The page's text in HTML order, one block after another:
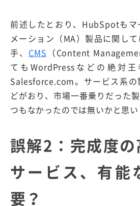
前述したとおり、HubSpotもマ
メーション（MA）製品に関し
手、 CMS （Content
てもWordPressなどの絶対
Salesforce.com。サービス系
どがおり、市場一番乗りだった
つもなかったのでは無いかと思い
誤解2：完成度の
サービス、有能
要？